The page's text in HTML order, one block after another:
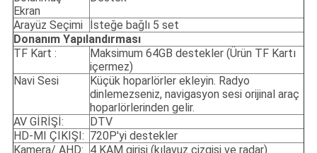
Ekran
Arayüz Seçimi
İsteğe bağlı 5 set
Donanım Yapılandırması
TF Kart :
Maksimum 64GB destekler (Ürün TF Kartı
içermez)
Navi Sesi
Küçük hoparlörler ekleyin. Radyo
dinlemezseniz, navigasyon sesi orijinal araç
hoparlörlerinden gelir.
AV GİRİŞİ:
DTV
HD-MI ÇIKIŞI: 720P'yi destekler
Kamera/ AHD: 4 KAM girişi (kılavuz çizgisi ve radar)